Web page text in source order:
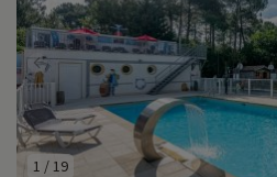
1 / 19